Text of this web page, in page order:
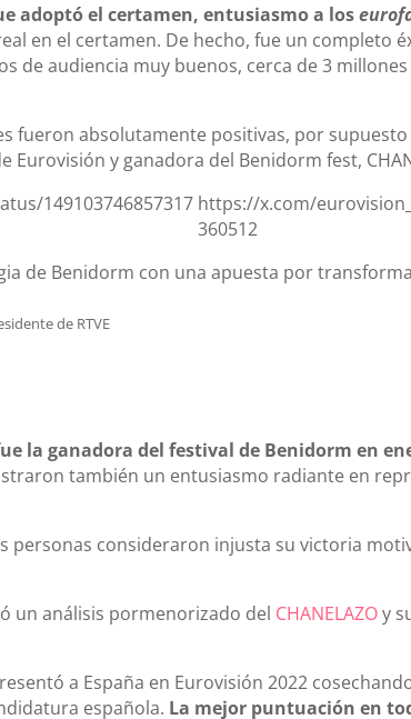
adoptó el certamen, entusiasmo a los
en el certamen. De hecho, fue un completo
de audiencia muy buenos, cerca de 3
fueron absolutamente positivas, por
Eurovisión y ganadora del Benidorm fest,
149103746857317 https://x.com/
360512
de Benidorm con una apuesta por
de RTVE
la ganadora del festival de Benidorm en
también un entusiasmo radiante en
personas consideraron injusta su victoria
un análisis pormenorizado del CHANELAZOy
a España en Eurovisión 2022
española. La mejor puntuación en